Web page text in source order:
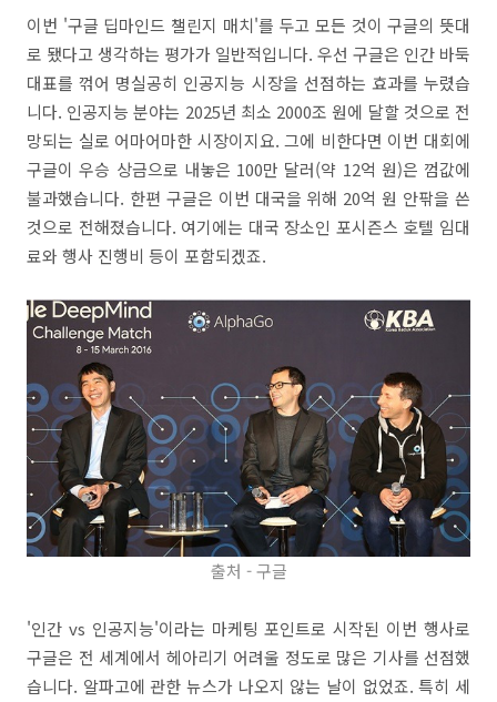
이번 '구글 딥마인드 챌린지 매치'를 두고 모든 것이 구글의 뜻대
로 됐다고 생각하는 평가가 일반적입니다. 우선 구글은 인간 바둑
대표를 꺾어 명실공히 인공지능 시장을 선점하는 효과를 누렸습
니다. 인공지능 분야는 2025년 최소 2000조 원에 달할 것으로 전
망되는 실로 어마어마한 시장이지요. 그에 비한다면 이번 대회에
구글이 우승 상금으로 내놓은 100만 달러(약 12억 원)은 껌값에
불과했습니다. 한편 구글은 이번 대국을 위해 20억 원 안팎을 쓴
것으로 전해졌습니다. 여기에는 대국 장소인 포시즌스 호텔 임대
료와 행사 진행비 등이 포함되겠죠.
출처 - 구글
'인간 vs 인공지능'이라는 마케팅 포인트로 시작된 이번 행사로
구글은 전 세계에서 헤아리기 어려울 정도로 많은 기사를 선점했
습니다. 알파고에 관한 뉴스가 나오지 않는 날이 없었죠. 특히 세